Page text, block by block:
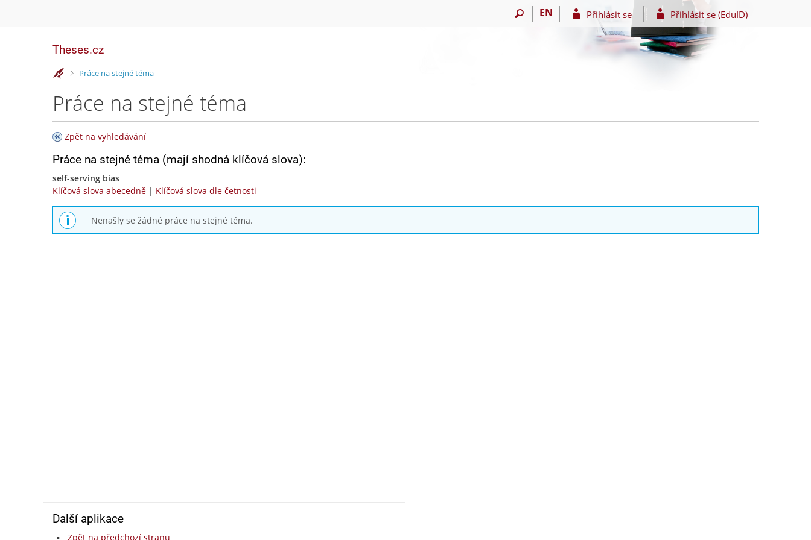
EN Přihlásit se Přihlásit se (EduID)
Theses.cz
>Práce na stejné téma
Práce na stejné téma
Zpět na vyhledávání
Práce na stejné téma (mají shodná klíčová slova):
self-serving bias
Klíčová slova abecedně | Klíčová slova dle četnosti
Nenašly se žádné práce na stejné téma.
Další aplikace
Zpět na předchozí stranu